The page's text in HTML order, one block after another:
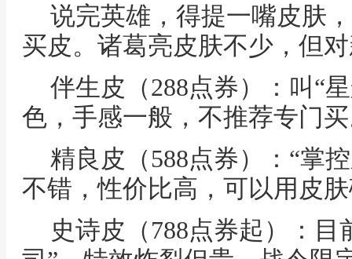
说完英雄，得提一嘴皮肤
买皮。诸葛亮皮肤不少，但
伴生皮（288点券）：叫“
色，手感一般，不推荐专门
精良皮（588点券）：“掌
不错，性价比高，可以用皮
史诗皮（788点券起）：